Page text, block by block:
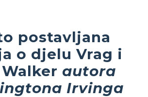
postavljana
o djelu Vrag i
autora
Irvinga